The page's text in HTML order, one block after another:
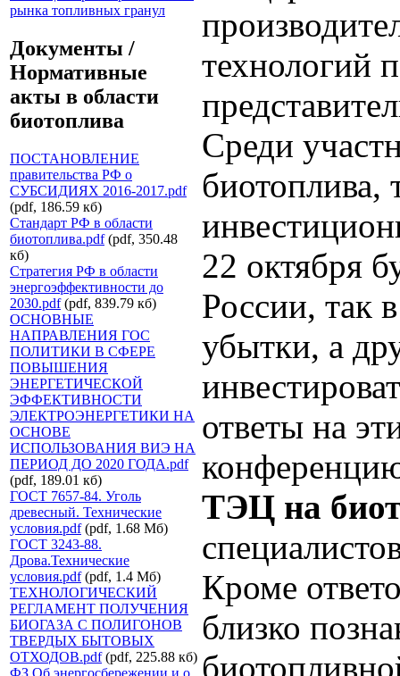
Документы /
Нормативные
акты в области
биотоплива
ПОСТАНОВЛЕНИЕ
правительства РФ о
СУБСИДИЯХ 2016-2017.pdf
(pdf, 186.59 кб)
Стандарт РФ в области
биотоплива.pdf(pdf, 350.48
кб)
Стратегия РФ в области
энергоэффективности до
2030.pdf(pdf, 839.79 кб)
ОСНОВНЫЕ
НАПРАВЛЕНИЯ ГОС
ПОЛИТИКИ В СФЕРЕ
ПОВЫШЕНИЯ
ЭНЕРГЕТИЧЕСКОЙ
ЭФФЕКТИВНОСТИ
ЭЛЕКТРОЭНЕРГЕТИКИ НА
ОСНОВЕ
ИСПОЛЬЗОВАНИЯ ВИЭ НА
ПЕРИОД ДО 2020 ГОДА.pdf
(pdf, 189.01 кб)
ГОСТ 7657-84. Уголь
древесный. Технические
условия.pdf(pdf, 1.68 Мб)
ГОСТ 3243-88.
Дрова.Технические
условия.pdf(pdf, 1.4 Мб)
ТЕХНОЛОГИЧЕСКИЙ
РЕГЛАМЕНТ ПОЛУЧЕНИЯ
БИОГАЗА С ПОЛИГОНОВ
ТВЕРДЫХ БЫТОВЫХ
ОТХОДОВ.pdf(pdf, 225.88 кб)
ФЗ Об энергосбережении и о
технологий
Среди
биотоплива,
22 октября
России, так
убытки, а
ответы на
ТЭЦ на
Кроме
близко